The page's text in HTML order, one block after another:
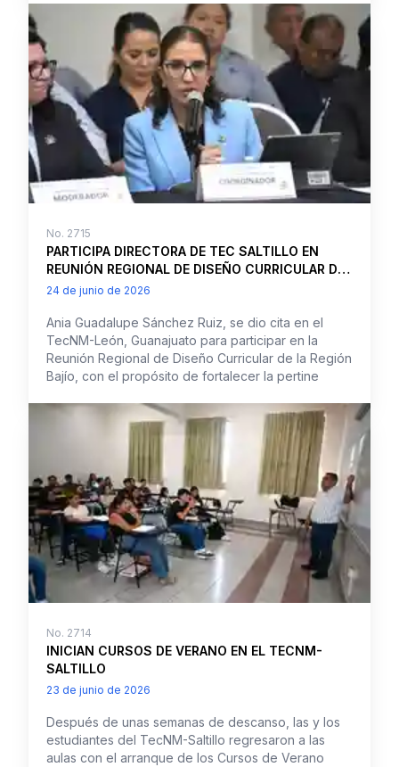
No. 2715
PARTICIPA DIRECTORA DE TEC SALTILLO EN
REUNIÓN REGIONAL DE DISEÑO CURRICULAR DE
REGIÓN BAJÍO CELEBRADA EN EL TECNM-LEÓN
24 de junio de 2026
Ania Guadalupe Sánchez Ruiz, se dio cita en el
TecNM-León, Guanajuato para participar en la
Reunión Regional de Diseño Curricular de la Región
Bajío, con el propósito de fortalecer la pertine
No. 2714
INICIAN CURSOS DE VERANO EN EL TECNM-
SALTILLO
23 de junio de 2026
Después de unas semanas de descanso, las y los
estudiantes del TecNM-Saltillo regresaron a las
aulas con el arranque de los Cursos de Verano